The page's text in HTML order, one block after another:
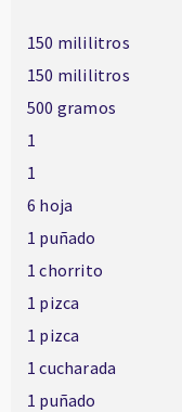
150 mililitros
150 mililitros
500 gramos
1
1
6 hoja
1 puñado
1 chorrito
1 pizca
1 pizca
1 cucharada
1 puñado